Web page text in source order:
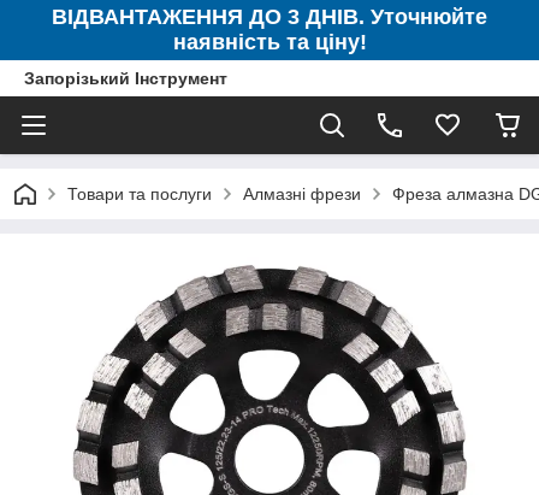
ВІДВАНТАЖЕННЯ ДО 3 ДНІВ. Уточнюйте
наявність та ціну!
Запорізький Інструмент
Товари та послуги Алмазні фрези Фреза алмазна